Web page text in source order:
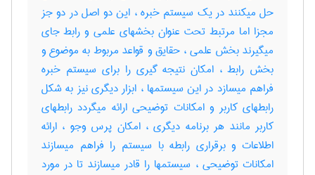
حل میکنند در یک سیستم خبره ، این دو اصل در دو جز
مجزا اما مرتبط تحت عنوان بخشهای علمی و رابط جای
میگیرند بخش علمی ، حقایق و قواعد مربوط به موضوع و
بخش رابط ، امکان نتیجه گیری را برای سیستم خبره
فراهم میسازد در این سیستمها ، ابزار دیگری نیز به شکل
رابطهای کاربر و امکانات توضیحی ارائه میگردد رابطهای
کاربر مانند هر برنامه دیگری ، امکان پرس وجو ، ارائه
اطلاعات و برقراری رابطه با سیستم را فراهم میسازند
امکانات توضیحی ، سیستمها را قادر میسازند تا در مورد